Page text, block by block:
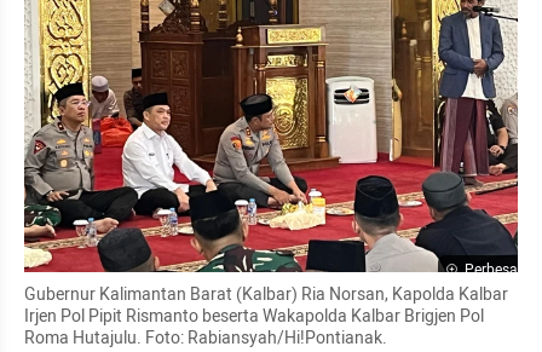
Perbesar
Gubernur Kalimantan Barat (Kalbar) Ria Norsan, Kapolda Kalbar
Irjen Pol Pipit Rismanto beserta Wakapolda Kalbar Brigjen Pol
Roma Hutajulu. Foto: Rabiansyah/Hi!Pontianak.